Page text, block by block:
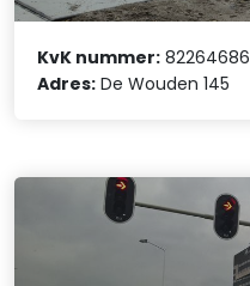
KvK nummer: 82264686
Adres: De Wouden 145